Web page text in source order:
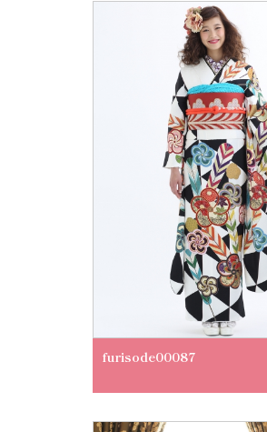
furisode00087